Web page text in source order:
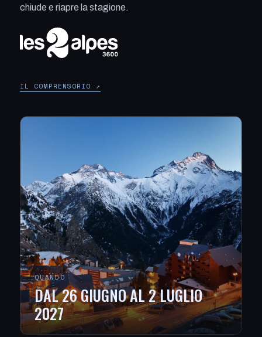
chiude e riapre la stagione.
IL COMPRENSORIO ↗
QUANDO
DAL 26 GIUGNO AL 2 LUGLIO
2027